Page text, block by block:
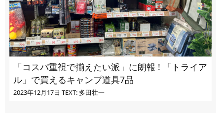
「コスパ重視で揃えたい派」に朗報 ! 「トライア
ル」で買えるキャンプ道具7品
2023年12月17日 TEXT: 多田壮一